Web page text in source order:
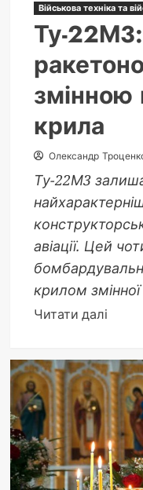
Військова техніка та
Ту-
змінною
крила
Олександр
Ту-22М3
авіації. Цей
крилом змінної
Читати далі
із